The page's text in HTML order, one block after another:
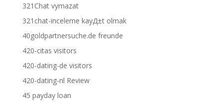
321Chat vymazat
321chat-inceleme kayД±t olmak
40goldpartnersuche.de freunde
420-citas visitors
420-dating-de visitors
420-dating-nl Review
45 payday loan